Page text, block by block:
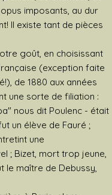
imposants, au dur
Il existe tant de pièces
goût, en choisissant
(exception faite
de 1880 aux années
une sorte de filiation :
nous dit Poulenc - était
un élève de Fauré ;
une
; Bizet, mort trop jeune,
le maître de Debussy,